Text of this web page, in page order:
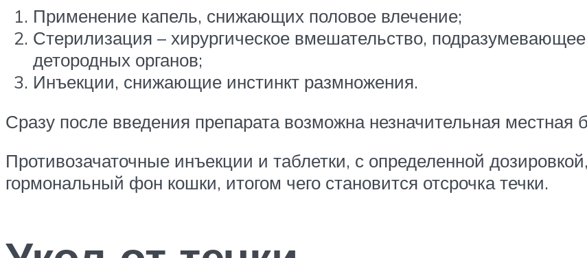
Применение капель, снижающих половое влечение;
Стерилизация – хирургическое вмешательство,
детородных органов;
Инъекции, снижающие инстинкт размножения.
Сразу после введения препарата возможна незначительная местная
Противозачаточные инъекции и таблетки, с определенной
гормональный фон кошки, итогом чего становится отсрочка течки.